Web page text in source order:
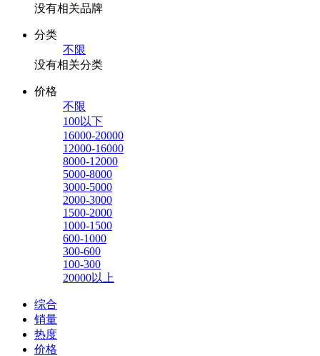
没有相关品牌
分类
不限
没有相关分类
价格
不限
100以下
16000-20000
12000-16000
8000-12000
5000-8000
3000-5000
2000-3000
1500-2000
1000-1500
600-1000
300-600
100-300
20000以上
综合
销量
热度
价格